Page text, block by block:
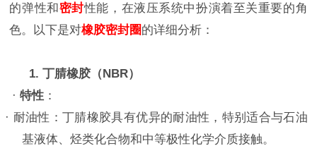
的弹性和密封性能，在液压系统中扮演着至关重要的角
色。以下是对橡胶密封圈的详细分析：
1. 丁腈橡胶（NBR）
·特性 ：
· 耐油性：丁腈橡胶具有优异的耐油性，特别适合与石油
基液体、烃类化合物和中等极性化学介质接触。